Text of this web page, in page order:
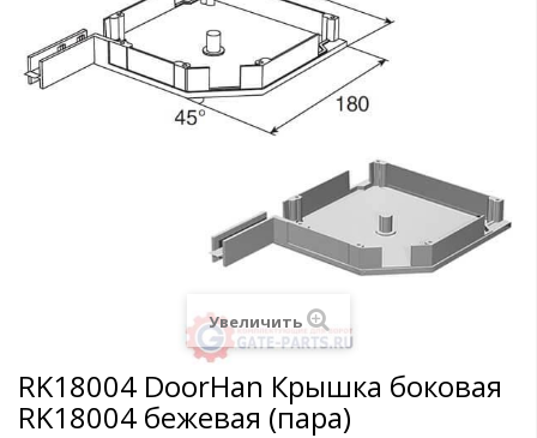
Увеличить
RK18004 DoorHan Крышка боковая
RK18004 бежевая (пара)